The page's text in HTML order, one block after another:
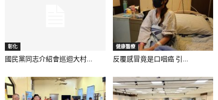
彰化
國民黨同志介紹會巡迴大村...
健康醫療
反覆感冒竟是口咽癌 引...